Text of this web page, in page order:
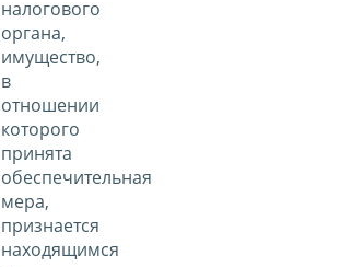
налогового
органа,
имущество,
в
отношении
которого
принята
обеспечительная
мера,
признается
находящимся